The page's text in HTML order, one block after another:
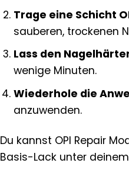
Trage eine Schicht
sauberen, trockenen
Lass den
wenige Minuten.
Wiederhole die
anzuwenden.
Du kannst OPI Repair
Basis-Lack unter